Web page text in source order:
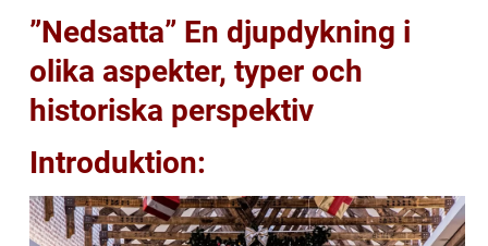
”Nedsatta” En djupdykning i
olika aspekter, typer och
historiska perspektiv
Introduktion: